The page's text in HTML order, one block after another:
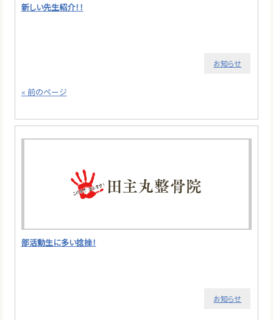
新しい先生紹介！！
お知らせ
« 前のページ
部活動生に多い捻挫！
お知らせ